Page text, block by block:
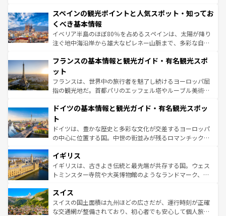
ろん、トスカーナの美しい田園風景やアマルフィ海岸の絶
景など、自然景観も見逃せない。観光の合間には、本場の
ピザやパスタなど、絶品のイタリア料理を堪能することも
できる。朝目覚めてから夜眠るまで、すべての瞬間を楽し
なお、新着のイタリア情報はコンテンツ一覧を参照してほ
しい。
スペインの観光ポイントと人気スポット・知ってお
くべき基本情報
イベリア半島のほぼ80％を占めるスペインは、太陽が降り
注ぐ地中海沿岸から雄大なピレネー山脈まで、多彩な自然
文化が根付くこの国では、情熱的なフラメンコ、熱気あふ
れる闘牛、そして美味しいタパスが生活の一部となってい
る。首都マドリードの洗練された雰囲気や、バルセロナの
アートに溢れた街角から、地方では古代ローマ遺跡や中世
せる。地方によって風土や気候が異なるスペインはその個
ンテンツ一覧 を参照してほしい。
フランスの基本情報と観光ガイド・有名観光スポ
ット
フランスは、世界中の旅行者を魅了し続けるヨーロッパ屈
指の観光地だ。首都パリのエッフェル塔やルーブル美術館
で、幅広い魅力が詰まっている。華麗な宮殿、歴史的な大
聖堂、美しいビーチ、そして豊かな自然が、訪れる者を心
から魅了する。また、フランスは美食の国としても知ら
れ、フランス料理はユネスコ無形文化遺産にも登録されて
香り高いラベンダー畑など、多彩な楽しみ方が可能だ。さ
らに、パリ以外の地域にも魅力が溢れており、どの街角に
も豊かな歴史と文化が息づいている。パリ以外の個性あふ
を参照してほしい。
ドイツの基本情報と観光ガイド・有名観光スポッ
ト
ドイツは、豊かな歴史と多彩な文化が交差するヨーロッパ
の中心に位置する国。中世の街並みが残るロマンチック街
顔を持つこの国は、どこを歩いても飽きることがない。ベ
ルリンの文化的活気、バイエルン州のアルプスの絶景、そ
してライン川沿いのワイン畑といった風景は必見。ビール
は、お酒好きな人にはぜひ体験してほしい。 なお、新着の
ドイツ情報はコンテンツ一覧を参照してほしい。
イギリス
イギリスは、古きよき伝統と最先端が共存する国。ウェス
トミンスター寺院や大英博物館のようなランドマーク、歴
リアごとに異なる魅力がある。また、優雅なアフタヌーン
ティー、ビール好きにはたまらない英国パブ、サッカー観
戦など、本場だからこそできる体験も豊富。イギリスを旅
スイス
スイスの国土面積は九州ほどの広さだが、運行時刻が正確
な交通網が整備されており、初心者でも安心して個人旅行